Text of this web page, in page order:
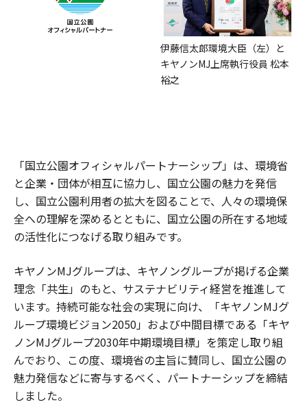
伊藤信太郎環境大臣（左）と
キヤノンMJ上席執行役員 松本
裕之
「国立公園オフィシャルパートナーシップ」は、環境省
と企業・団体が相互に協力し、国立公園の魅力を発信
し、国立公園利用者の拡大を図ることで、人々の環境保
全への理解を深めるとともに、国立公園の所在する地域
の活性化につなげる取り組みです。
キヤノンMJグループは、キヤノングループが掲げる企業
理念「共生」のもと、サステナビリティ経営を推進して
います。持続可能な社会の実現に向け、「キヤノンMJグ
ループ環境ビジョン2050」および中間目標である「キヤ
ノンMJグループ2030年中期環境目標」を策定し取り組
んでおり、この度、環境省の主旨に賛同し、国立公園の
魅力発信などに寄与するべく、パートナーシップを締結
しました。